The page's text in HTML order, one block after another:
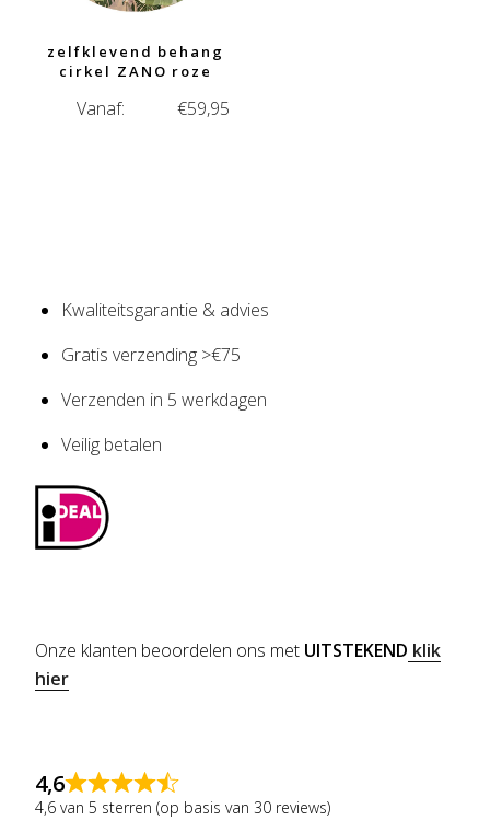
zelfklevend behang
cirkel ZANO roze
Vanaf: €59,95
Kwaliteitsgarantie & advies
Gratis verzending >€75
Verzenden in 5 werkdagen
Veilig betalen
Onze klanten beoordelen ons met UITSTEKEND klik
hier
4,6
4,6 van 5 sterren (op basis van 30 reviews)